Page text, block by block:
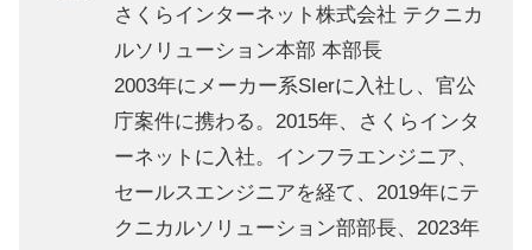
さくらインターネット株式会社 テクニカ
ルソリューション本部 本部長
2003年にメーカー系SIerに入社し、官公
庁案件に携わる。2015年、さくらインタ
ーネットに入社。​インフラエンジニア、
セールスエンジニアを経て、2019年にテ
クニカルソリューション部部長、2023年